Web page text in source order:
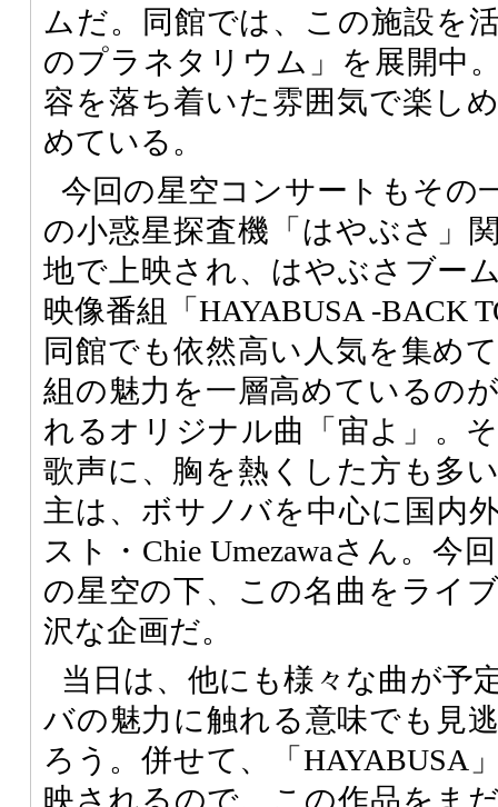
ムだ。同館では、この施設を
のプラネタリウム」を展開中
容を落ち着いた雰囲気で楽し
めている。
今回の星空コンサートもその
の小惑星探査機「はやぶさ」
地で上映され、はやぶさブー
映像番組「HAYABUSA -BACK
同館でも依然高い人気を集め
組の魅力を一層高めているの
れるオリジナル曲「宙よ」。
歌声に、胸を熱くした方も多
主は、ボサノバを中心に国内
スト・Chie Umezawaさん。今
の星空の下、この名曲をライ
沢な企画だ。
当日は、他にも様々な曲が予
バの魅力に触れる意味でも見
ろう。併せて、「HAYABUSA
映されるので、この作品をま